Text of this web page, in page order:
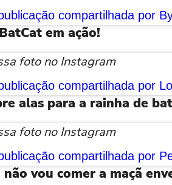
em ação!
foto no Instagram
alas para a rainha de
foto no Instagram
não vou comer a maçã